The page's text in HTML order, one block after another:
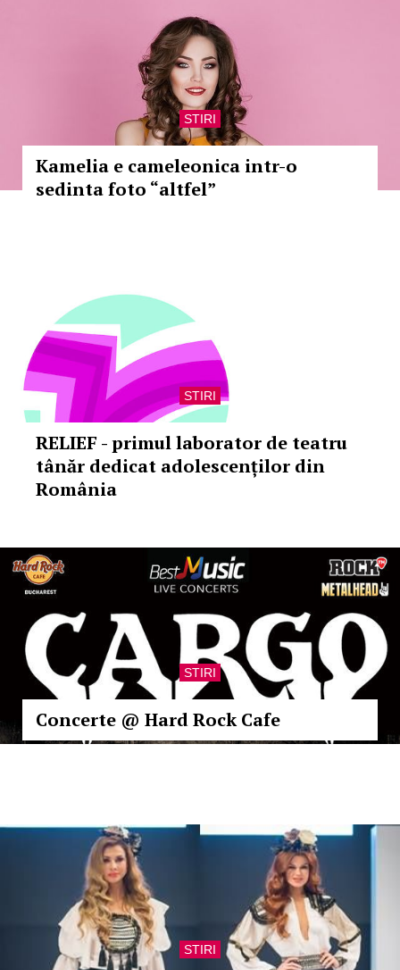
STIRI
Kamelia e cameleonica intr-o
sedinta foto “altfel”
STIRI
RELIEF - primul laborator de teatru
tânăr dedicat adolescenților din
România
STIRI
Concerte @ Hard Rock Cafe
STIRI